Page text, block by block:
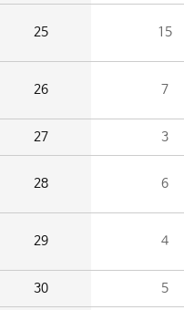
25 15
26 7
27 3
28 6
29 4
30 5